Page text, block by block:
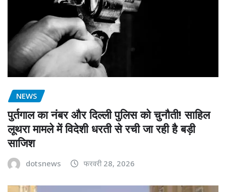
NEWS
पुर्तगाल का नंबर और दिल्ली पुलिस को चुनौती! साहिल
लूथरा मामले में विदेशी धरती से रची जा रही है बड़ी
साजिश
dotsnews फरवरी 28, 2026